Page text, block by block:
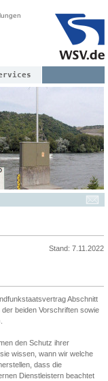
Stand: 7.11.2022
Abschnitt
beiden Vorschriften sowie
den Schutz ihrer
wissen, wann wir welche
dass die
Dienstleistern beachtet